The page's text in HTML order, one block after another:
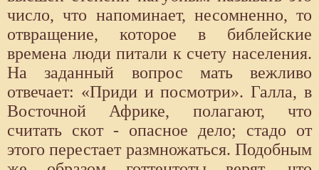
число, что напоминает, несомненно, то
отвращение, которое в библейские
времена люди питали к счету населения.
На заданный вопрос мать вежливо
отвечает: «Приди и посмотри». Галла, в
Восточной Африке, полагают, что
считать скот - опасное дело; стадо от
этого перестает размножаться. Подобным